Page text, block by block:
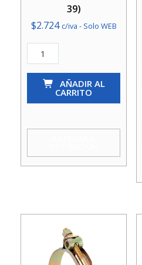
39)
$2.724 c/iva - Solo WEB
Abrazadera
Reforzada
T504
cantidad
AÑADIR AL
CARRITO